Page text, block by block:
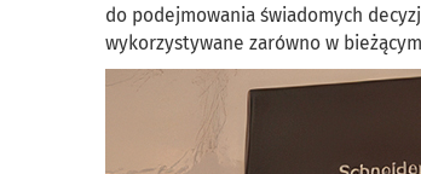
do podejmowania świadomych
wykorzystywane zarówno w